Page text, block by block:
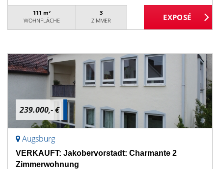
111 m²
WOHNFLÄCHE
3
ZIMMER
239.000,- €
Augsburg
VERKAUFT: Jakobervorstadt: Charmante 2
Zimmerwohnung